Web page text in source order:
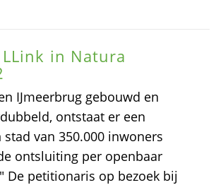
in Natura
IJmeerbrug gebouwd en
ontstaat er een
van 350.000 inwoners
ontsluiting per openbaar
De petitionaris op bezoek bij